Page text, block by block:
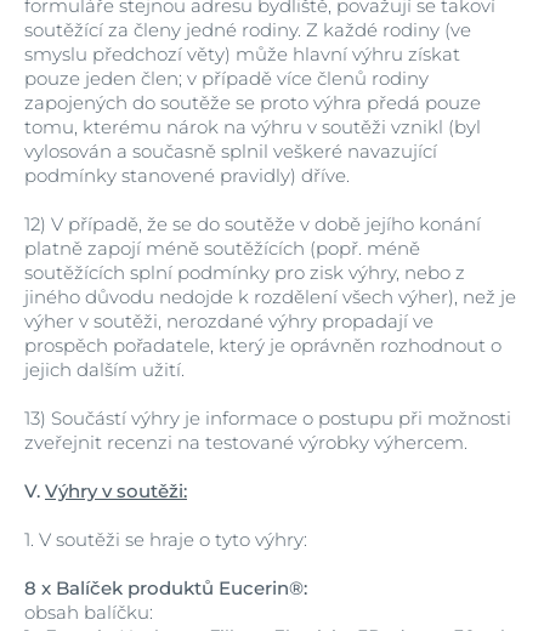
formuláře stejnou adresu bydliště, považují se takoví
soutěžící za členy jedné rodiny. Z každé rodiny (ve
smyslu předchozí věty) může hlavní výhru získat
pouze jeden člen; v případě více členů rodiny
zapojených do soutěže se proto výhra předá pouze
tomu, kterému nárok na výhru v soutěži vznikl (byl
vylosován a současně splnil veškeré navazující
podmínky stanovené pravidly) dříve.
12) V případě, že se do soutěže v době jejího konání
platně zapojí méně soutěžících (popř. méně
soutěžících splní podmínky pro zisk výhry, nebo z
jiného důvodu nedojde k rozdělení všech výher), než je
výher v soutěži, nerozdané výhry propadají ve
prospěch pořadatele, který je oprávněn rozhodnout o
jejich dalším užití.
13) Součástí výhry je informace o postupu při možnosti
zveřejnit recenzi na testované výrobky výhercem.
V. Výhry v soutěži:
1. V soutěži se hraje o tyto výhry:
8 x Balíček produktů Eucerin®:
obsah balíčku: